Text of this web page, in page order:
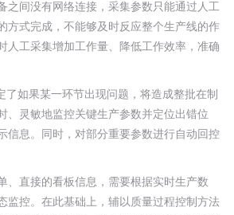
之间没有网络连接，采集参数只能通过人工
方式完成，不能够及时反应整个生产线的作
人工采集增加工作量、降低工作效率，准确
了如果某一环节出现问题，将造成整批在制
、灵敏地监控关键生产参数并定位出错位
信息。同时，对部分重要参数进行自动回控
、直接的看板信息，需要根据实时生产数
监控。在此基础上，辅以质量过程控制方法